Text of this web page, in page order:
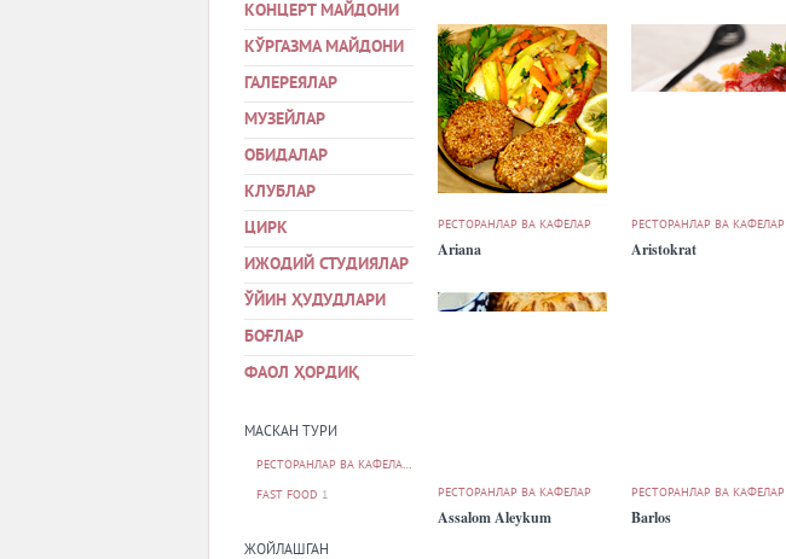
КОНЦЕРТ МАЙДОНИ
КЎРГАЗМА МАЙДОНИ
ГАЛЕРЕЯЛАР
МУЗЕЙЛАР
ОБИДАЛАР
КЛУБЛАР
ЦИРК
ИЖОДИЙ СТУДИЯЛАР
ЎЙИН ҲУДУДЛАРИ
БОҒЛАР
ФАОЛ ҲОРДИҚ
МАСКАН ТУРИ
РЕСТОРАНЛАР ВА КАФЕЛАР
FAST FOOD 1
ЖОЙЛАШГАН
РЕСТОРАНЛАР ВА КАФЕЛАР
Ariana
РЕСТОРАНЛАР ВА КАФЕЛАР
Aristokrat
РЕСТОРАНЛАР ВА КАФЕЛАР
Assalom Aleykum
РЕСТОРАНЛАР ВА КАФЕЛАР
Barlos